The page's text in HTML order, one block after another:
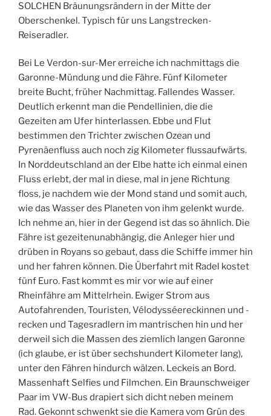
SOLCHEN Bräunungsrändern in der Mitte der
Oberschenkel. Typisch für uns Langstrecken-
Reiseradler.
Bei Le Verdon-sur-Mer erreiche ich nachmittags die
Garonne-Mündung und die Fähre. Fünf Kilometer
breite Bucht, früher Nachmittag. Fallendes Wasser.
Deutlich erkennt man die Pendellinien, die die
Gezeiten am Ufer hinterlassen. Ebbe und Flut
bestimmen den Trichter zwischen Ozean und
Pyrenäenfluss auch noch zig Kilometer flussaufwärts.
In Norddeutschland an der Elbe hatte ich einmal einen
Fluss erlebt, der mal in diese, mal in jene Richtung
floss, je nachdem wie der Mond stand und somit auch,
wie das Wasser des Planeten von ihm gelenkt wurde.
Ich nehme an, hier in der Gegend ist das so ähnlich. Die
Fähre ist gezeitenunabhängig, die Anleger hier und
drüben in Royans so gebaut, dass die Schiffe immer hin
und her fahren können. Die Überfahrt mit Radel kostet
fünf Euro. Fast kommt es mir vor wie auf einer
Rheinfähre am Mittelrhein. Ewiger Strom aus
Autofahrenden, Touristen, Vélodysséereckinnen und -
recken und Tagesradlern im mantrischen hin und her
derweil sich die Massen des ziemlich langen Garonne
(ich glaube, er ist über sechshundert Kilometer lang),
unter den Fähren hindurch wälzen. Leckeis an Bord.
Massenhaft Selfies und Filmchen. Ein Braunschweiger
Paar im VW-Bus drapiert sich dicht neben meinem
Rad. Gekonnt schwenkt sie die Kamera vom Grün des